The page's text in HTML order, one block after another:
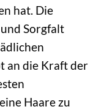
hat. Die
Sorgfalt
an die Kraft der
Haare zu